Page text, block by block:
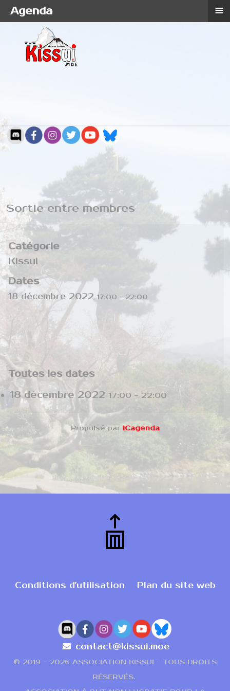
Sortie entre membres
Catégorie
Kissui
Dates
18 décembre 2022 17:00 - 22:00
Toutes les dates
18 décembre 2022 17:00 - 22:00
Propulsé par iCagenda
Conditions d'utilisation Plan du site web
contact@kissui.moe
© 2019 - 2026 ASSOCIATION KISSUI - TOUS DROITS
RÉSERVÉS.
Agenda ≡